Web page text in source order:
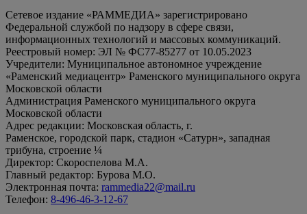
Сетевое издание «РАММЕДИА» зарегистрировано
Федеральной службой по надзору в сфере связи,
информационных технологий и массовых коммуникаций.
Реестровый номер: ЭЛ № ФС77-85277 от 10.05.2023
Учредители: Муниципальное автономное учреждение
«Раменский медиацентр» Раменского муниципального округа
Московской области
Администрация Раменского муниципального округа
Московской области
Адрес редакции: Московская область, г.
Раменское, городской парк, стадион «Сатурн», западная
трибуна, строение ¼
Директор: Скороспелова М.А.
Главный редактор: Бурова М.О.
Электронная почта: rammedia22@mail.ru
Телефон: 8-496-46-3-12-67